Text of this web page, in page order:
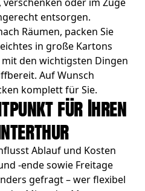
entsorgen.
Räumen, packen Sie
in große Kartons
mit den wichtigsten Dingen
Auf Wunsch
komplett für Sie.
für Ihren
Ablauf und Kosten
-ende sowie Freitage
gefragt – wer flexibel